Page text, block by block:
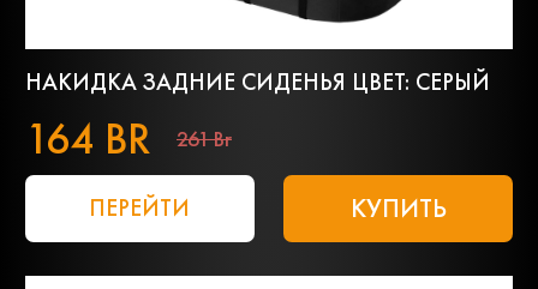
НАКИДКА ЗАДНИЕ СИДЕНЬЯ ЦВЕТ: СЕРЫЙ
164 BR 261 Br
ПЕРЕЙТИ КУПИТЬ